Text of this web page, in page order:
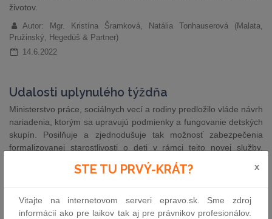
životov.
Autor: Mgr. Kristína Šramková, Natália Tonhauserová (Malata,
Pružinský, Hegedüš & Partner)
14.6.2022
Udalosti uplynulého týždňa
Ministerstvo práce, sociálnych vecí a rodiny predložilo vláde návrh
nariadenia, ktorým sa upravujú podmienky a fungovanie detských
skupín. Posilňuje a zjednodušuje tak možnosť zabezpečenia
formalizovanej starostlivosti o deti v rámci tejto novej služby.
Cieľom je podporiť zosúlaďovanie rodinného života a pracovného
života, tiež začlenenie matiek…
13.6.2022
STE TU PRVÝ-KRÁT? x
Vitajte na internetovom serveri epravo.sk. Sme zdroj
informácií ako pre laikov tak aj pre právnikov profesionálov.